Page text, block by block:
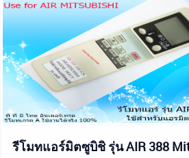
รีโมทแอร์มิตซูบิชิ รุ่น AIR 388